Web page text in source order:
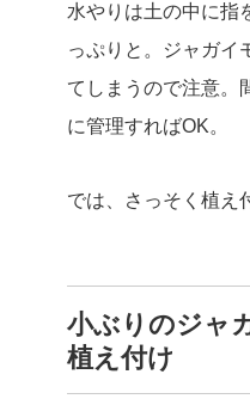
水やりは土の中に指
っぷりと。ジャガイ
てしまうので注意。
に管理すればOK。
では、さっそく植え
小ぶりのジャ
植え付け